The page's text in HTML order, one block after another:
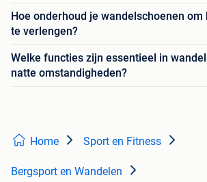
Hoe onderhoud je wandelschoenen
te verlengen?
Welke functies zijn essentieel in
natte omstandigheden?
Home Sport en Fitness
Bergsport en Wandelen